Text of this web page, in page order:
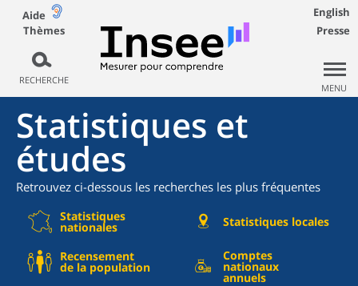
Aide
Thèmes
RECHERCHE
English
Presse
MENU
Statistiques et
études
Retrouvez ci-dessous les recherches les plus fréquentes
Statistiques
nationales Statistiques locales
Recensement
de la population
Comptes
nationaux
annuels